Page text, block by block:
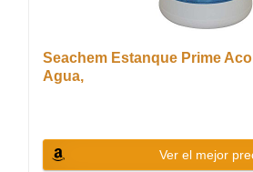
Seachem Estanque Prime
Agua,
Ver el mejor